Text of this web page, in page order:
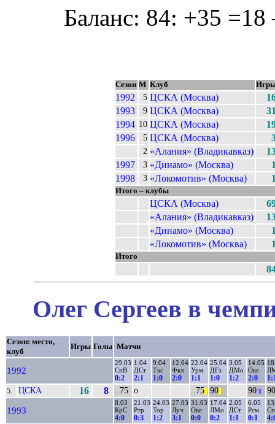
Баланс: 84: +35 =18
Сезон М Клуб
1992 5 ЦСКА (Москва)
1993
9 ЦСКА (Москва)
1994 10 ЦСКА (Москва)
1996
5 ЦСКА (Москва)
2 «Алания» (Владикавказ)
1997
3 «Динамо» (Москва)
1998
3 «Локомотив» (Москва)
Итого – клубы
ЦСКА (Москва)
«Алания» (Владикавказ)
«Динамо» (Москва)
«Локомотив» (Москва)
Итого
Олег Сергеев в
Сезон: место,
клуб
Игры Голы Матчи
1992
29.03
СпВ
0:2
1.04
ДСт
2:1
9.04
Ткс
1:0
12.04
Фкл
2:0
22.04
Урм
1:1
25.04
ДГз
1:0
3.05
ДМо
1:2
14.05
Оке
2:0
5. ЦСКА 16 8 ..75 о ..75 90 90 1 90
1993
8.03
КрС
4:0
21.03
Ртр
0:3
24.03
Тор
1:2
27.03
Луч
3:1
31.03
Оке
0:0
17.04
ЛМо
0:2
2.05
ДСт
1:1
6.05
Рсм
0:1